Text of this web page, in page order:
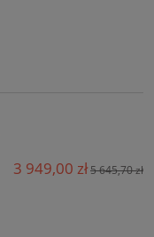
3 949,00 zł5 645,70 zł